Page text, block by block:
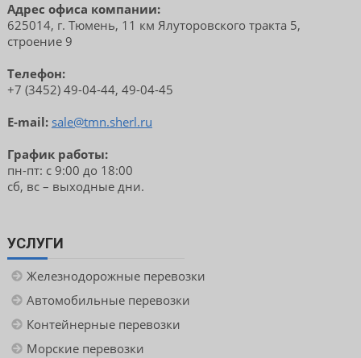
Адрес офиса компании:
625014, г. Тюмень, 11 км Ялуторовского тракта 5,
строение 9
Телефон:
+7 (3452) 49-04-44, 49-04-45
E-mail: sale@tmn.sherl.ru
График работы:
пн-пт: с 9:00 до 18:00
сб, вс – выходные дни.
УСЛУГИ
Железнодорожные перевозки
Автомобильные перевозки
Контейнерные перевозки
Морские перевозки